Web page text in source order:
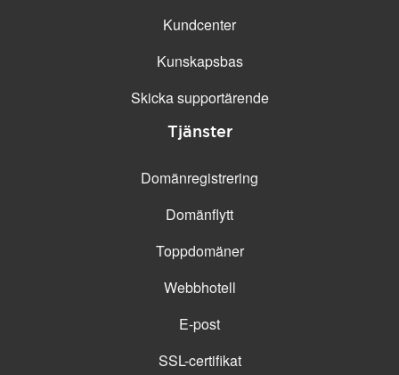
Kundcenter
Kunskapsbas
Skicka supportärende
Tjänster
Domänregistrering
Domänflytt
Toppdomäner
Webbhotell
E-post
SSL-certifikat